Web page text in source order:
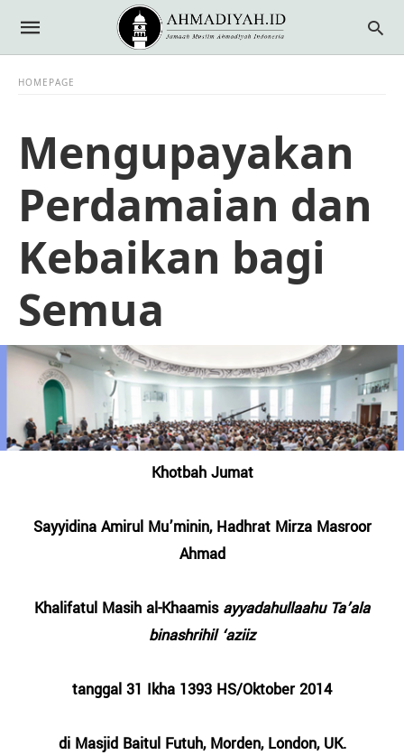
HOMEPAGE
Mengupayakan
Perdamaian dan
Kebaikan bagi
Semua
Khotbah Jumat
Sayyidina Amirul Mu’minin, Hadhrat Mirza Masroor
Ahmad
Khalifatul Masih al-Khaamis ayyadahullaahu Ta’ala
binashrihil ‘aziiz
tanggal 31 Ikha 1393 HS/Oktober 2014
di Masjid Baitul Futuh, Morden, London, UK.